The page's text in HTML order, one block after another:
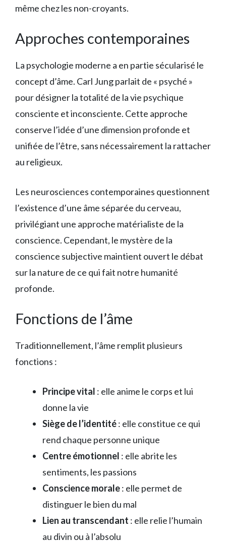
même chez les non-croyants.
Approches contemporaines
La psychologie moderne a en partie sécularisé le
concept d’âme. Carl Jung parlait de « psyché »
pour désigner la totalité de la vie psychique
consciente et inconsciente. Cette approche
conserve l’idée d’une dimension profonde et
unifiée de l’être, sans nécessairement la rattacher
au religieux.
Les neurosciences contemporaines questionnent
l’existence d’une âme séparée du cerveau,
privilégiant une approche matérialiste de la
conscience. Cependant, le mystère de la
conscience subjective maintient ouvert le débat
sur la nature de ce qui fait notre humanité
profonde.
Fonctions de l’âme
Traditionnellement, l’âme remplit plusieurs
fonctions :
Principe vital : elle anime le corps et lui
donne la vie
Siège de l’identité: elle constitue ce qui
rend chaque personne unique
Centre émotionnel : elle abrite les
sentiments, les passions
Conscience morale: elle permet de
distinguer le bien du mal
Lien au transcendant : elle relie l’humain
au divin ou à l’absolu